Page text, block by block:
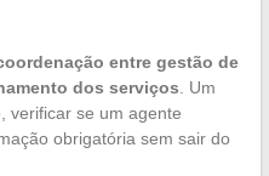
entre gestão de
dos serviços . Um
verificar se um agente
obrigatória sem sair do